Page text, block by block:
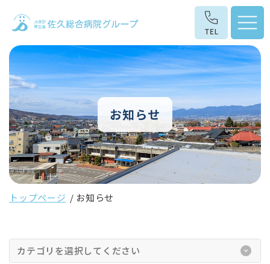
お知らせ
トップページ お知らせ
カテゴリを選択してください